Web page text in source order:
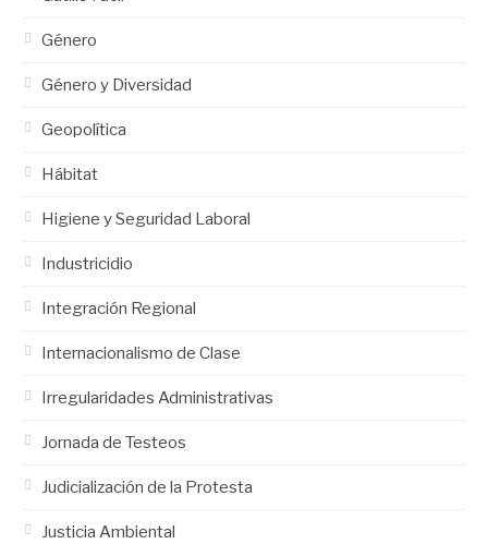
Género
Género y Diversidad
Geopolítica
Hábitat
Higiene y Seguridad Laboral
Industricidio
Integración Regional
Internacionalismo de Clase
Irregularidades Administrativas
Jornada de Testeos
Judicialización de la Protesta
Justicia Ambiental